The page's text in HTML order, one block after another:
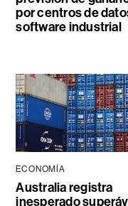
por centros de
software industrial
ECONOMÍA
Australia registra
inesperado